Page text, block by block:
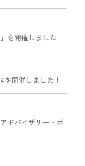
を開催しました
開催しました！
ドバイザリー・ボ